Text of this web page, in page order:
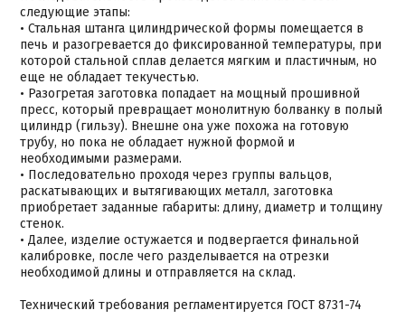
следующие этапы:
• Стальная штанга цилиндрической формы помещается в
печь и разогревается до фиксированной температуры, при
которой стальной сплав делается мягким и пластичным, но
еще не обладает текучестью.
• Разогретая заготовка попадает на мощный прошивной
пресс, который превращает монолитную болванку в полый
цилиндр (гильзу). Внешне она уже похожа на готовую
трубу, но пока не обладает нужной формой и
необходимыми размерами.
• Последовательно проходя через группы вальцов,
раскатывающих и вытягивающих металл, заготовка
приобретает заданные габариты: длину, диаметр и толщину
стенок.
• Далее, изделие остужается и подвергается финальной
калибровке, после чего разделывается на отрезки
необходимой длины и отправляется на склад.
Технический требования регламентируется ГОСТ 8731-74